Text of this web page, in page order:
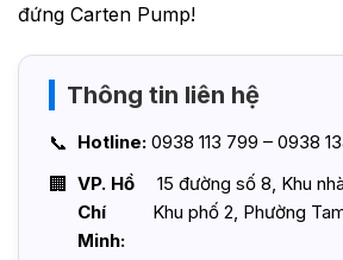
đứng Carten Pump!
Thông tin liên hệ
Hotline: 0938 113 799 – 0938
VP. Hồ
Chí
Minh:
15 đường số 8, Khu
Khu phố 2, Phường